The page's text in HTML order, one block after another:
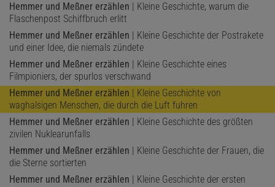
Sein Blick, gelenkt von Cromwell, fiel auf Kontinentaleuropa, wo
Kaiser Karl V. über Spanien und Franz I. über Frankreich herrschte.
Schnell war eine standesgemäße Partie ausfindig gemacht, eine
Nichte des Habsburgerkaisers, jung und frisch verwitwet: Christina
von Dänemark.
Politisch war das attraktiv. Aber auch optisch? Heinrich wollte es
genauer wissen und schickte seinen Hofporträtisten in Begleitung
eines Botschafters zu Christina. Ein Bild, so heißt es bekanntlich,
sagt mehr als tausend Worte.
Hemmer und Meßner erzählen | Kleine Geschichte, warum die
Flaschenpost Schiffbruch erlitt
Hemmer und Meßner erzählen | Kleine Geschichte der Postrakete
und einer Idee, die niemals zündete
Hemmer und Meßner erzählen | Kleine Geschichte eines
Filmpioniers, der spurlos verschwand
Hemmer und Meßner erzählen | Kleine Geschichte von
waghalsigen Menschen, die durch die Luft fuhren
Hemmer und Meßner erzählen | Kleine Geschichte des größten
zivilen Nuklearunfalls
Hemmer und Meßner erzählen | Kleine Geschichte der Frauen, die
die Sterne sortierten
Hemmer und Meßner erzählen | Kleine Geschichte der ersten